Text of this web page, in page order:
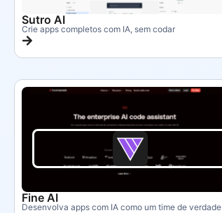
Sutro AI
Crie apps completos com IA, sem codar
Fine AI
Desenvolva apps com IA como um time de verdade